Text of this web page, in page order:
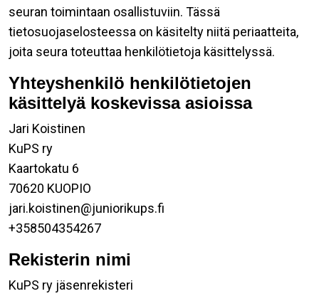
seuran toimintaan osallistuviin. Tässä
tietosuojaselosteessa on käsitelty niitä periaatteita,
joita seura toteuttaa henkilötietoja käsittelyssä.
Yhteyshenkilö henkilötietojen
käsittelyä koskevissa asioissa
Jari Koistinen
KuPS ry
Kaartokatu 6
70620 KUOPIO
jari.koistinen@juniorikups.fi
+358504354267
Rekisterin nimi
KuPS ry jäsenrekisteri